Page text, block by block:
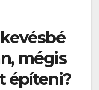
mégis
építeni?